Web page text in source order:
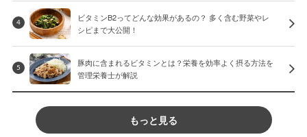
4
ビタミンB2ってどんな効果があるの？ 多く含む野菜やレ
シピまで大公開！
5
豚肉に含まれるビタミンとは？栄養を効率よく摂る方法を
管理栄養士が解説
もっと見る